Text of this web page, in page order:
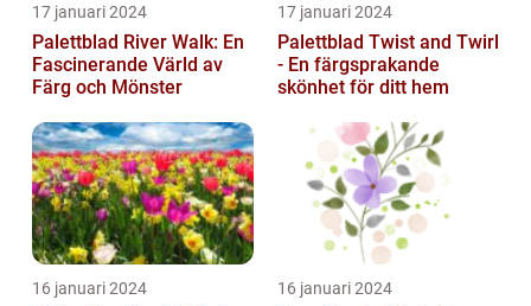
17 januari 2024
Palettblad River Walk: En
Fascinerande Värld av
Färg och Mönster
17 januari 2024
Palettblad Twist and Twirl
- En färgsprakande
skönhet för ditt hem
16 januari 2024 16 januari 2024